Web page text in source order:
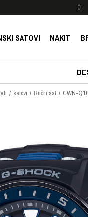
SATOVI NAKIT
satovi Ručni sat GWN-